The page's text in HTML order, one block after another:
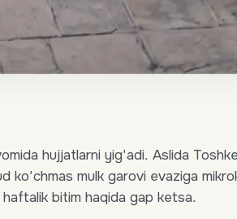
hujjatlarni yig'adi. Aslida
ko'chmas mulk garovi evaziga
bitim haqida gap ketsa.